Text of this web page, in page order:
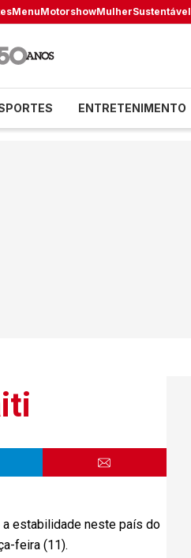
MenuMotorshowMulherSustentável
ENTRETENIMENTO
a estabilidade neste país do
feira (11).